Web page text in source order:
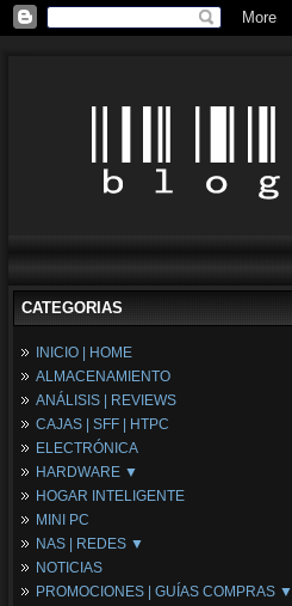
CATEGORIAS
INICIO | HOME
ALMACENAMIENTO
ANÁLISIS | REVIEWS
CAJAS | SFF | HTPC
ELECTRÓNICA
HARDWARE ▼
Fuentes de Alimentación
Memória RAM
Placas Base
Procesadores
Periféricos
HOGAR INTELIGENTE
MINI PC
NAS | REDES ▼
NAS
Espacio Synology
NOTICIAS
PROMOCIONES | GUÍAS COMPRAS ▼